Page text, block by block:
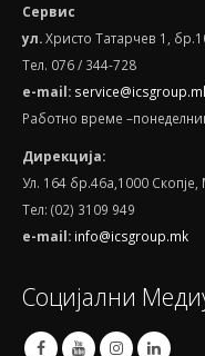
Сервис
ул.Христо Татарчев 1,
Тел. 076 / 344-728
e-mail:
Работно време
Дирекција:
Ул. 164 бр.46а,1000
Тел: (02) 3109 949
e-mail: info@icsgroup.mk
Социјални